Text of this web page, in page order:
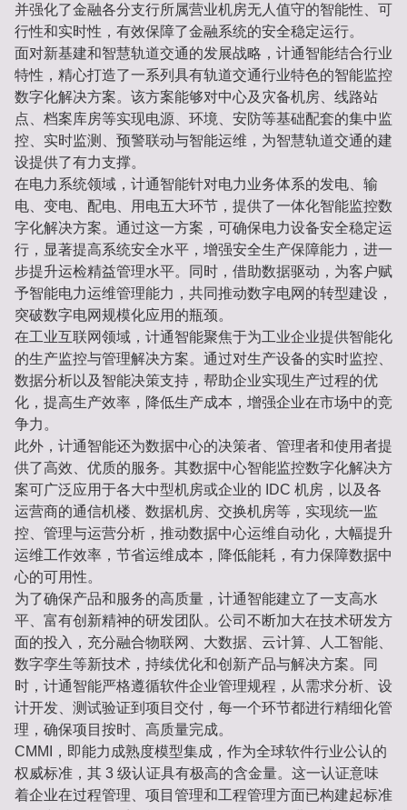
并强化了金融各分支行所属营业机房无人值守的智能性、可
行性和实时性，有效保障了金融系统的安全稳定运行。
面对新基建和智慧轨道交通的发展战略，计通智能结合行业
特性，精心打造了一系列具有轨道交通行业特色的智能监控
数字化解决方案。该方案能够对中心及灾备机房、线路站
点、档案库房等实现电源、环境、安防等基础配套的集中监
控、实时监测、预警联动与智能运维，为智慧轨道交通的建
设提供了有力支撑。
在电力系统领域，计通智能针对电力业务体系的发电、输
电、变电、配电、用电五大环节，提供了一体化智能监控数
字化解决方案。通过这一方案，可确保电力设备安全稳定运
行，显著提高系统安全水平，增强安全生产保障能力，进一
步提升运检精益管理水平。同时，借助数据驱动，为客户赋
予智能电力运维管理能力，共同推动数字电网的转型建设，
突破数字电网规模化应用的瓶颈。
在工业互联网领域，计通智能聚焦于为工业企业提供智能化
的生产监控与管理解决方案。通过对生产设备的实时监控、
数据分析以及智能决策支持，帮助企业实现生产过程的优
化，提高生产效率，降低生产成本，增强企业在市场中的竞
争力。
此外，计通智能还为数据中心的决策者、管理者和使用者提
供了高效、优质的服务。其数据中心智能监控数字化解决方
案可广泛应用于各大中型机房或企业的 IDC 机房，以及各
运营商的通信机楼、数据机房、交换机房等，实现统一监
控、管理与运营分析，推动数据中心运维自动化，大幅提升
运维工作效率，节省运维成本，降低能耗，有力保障数据中
心的可用性。
为了确保产品和服务的高质量，计通智能建立了一支高水
平、富有创新精神的研发团队。公司不断加大在技术研发方
面的投入，充分融合物联网、大数据、云计算、人工智能、
数字孪生等新技术，持续优化和创新产品与解决方案。同
时，计通智能严格遵循软件企业管理规程，从需求分析、设
计开发、测试验证到项目交付，每一个环节都进行精细化管
理，确保项目按时、高质量完成。
CMMI，即能力成熟度模型集成，作为全球软件行业公认的
权威标准，其 3 级认证具有极高的含金量。这一认证意味
着企业在过程管理、项目管理和工程管理方面已构建起标准